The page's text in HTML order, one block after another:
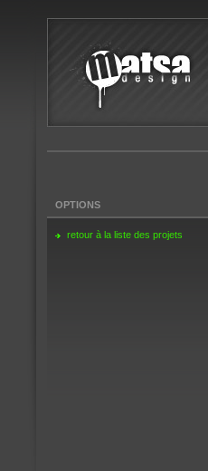
OPTIONS
retour à la liste des projets